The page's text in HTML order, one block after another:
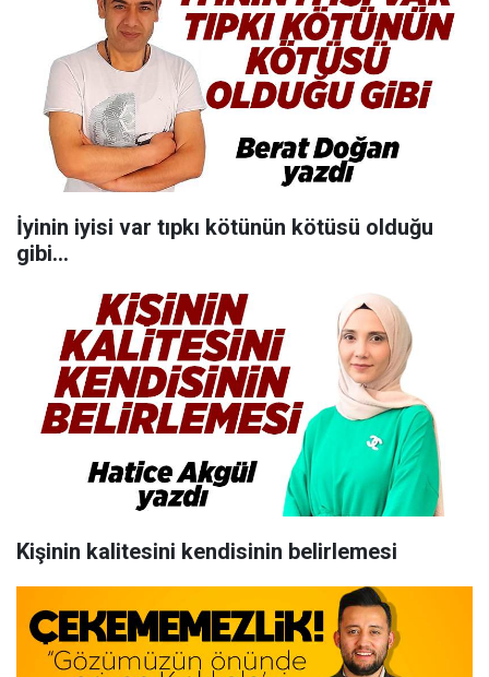
İyinin iyisi var tıpkı kötünün kötüsü olduğu
gibi…
Kişinin kalitesini kendisinin belirlemesi